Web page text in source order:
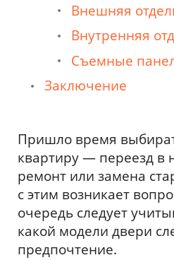
Внешняя
Внутренняя
Съемные
Заключение
Пришло время
квартиру — переезд в
ремонт или замена
с этим возникает
очередь следует
какой модели двери
предпочтение.